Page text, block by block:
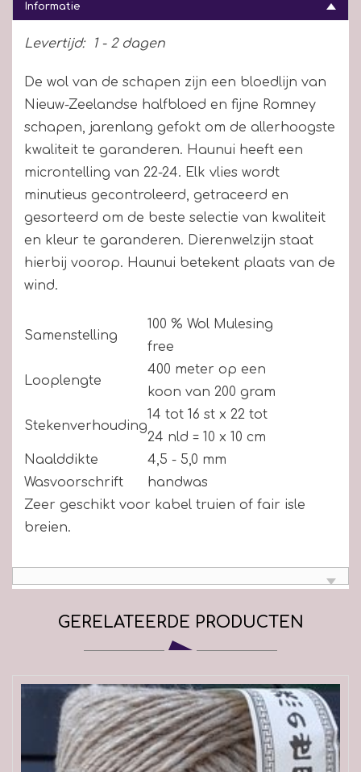
Informatie
Levertijd: 1 - 2 dagen
De wol van de schapen zijn een bloedlijn van
Nieuw-Zeelandse halfbloed en fijne Romney
schapen, jarenlang gefokt om de allerhoogste
kwaliteit te garanderen. Haunui heeft een
microntelling van 22-24. Elk vlies wordt
minutieus gecontroleerd, getraceerd en
gesorteerd om de beste selectie van kwaliteit
en kleur te garanderen. Dierenwelzijn staat
hierbij voorop. Haunui betekent plaats van de
wind.
Samenstelling
100 % Wol Mulesing
free
Looplengte
400 meter op een
koon van 200 gram
Stekenverhouding
14 tot 16 st x 22 tot
24 nld = 10 x 10 cm
Naalddikte
4,5 - 5,0 mm
Wasvoorschrift
handwas
Zeer geschikt voor kabel truien of fair isle
breien.
GERELATEERDE PRODUCTEN